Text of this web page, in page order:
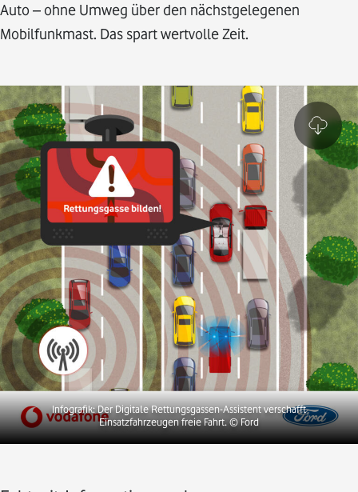
Auto – ohne Umweg über den nächstgelegenen
Mobilfunkmast. Das spart wertvolle Zeit.
Infografik: Der Digitale Rettungsgassen-Assistent verschafft
Einsatzfahrzeugen freie Fahrt.© Ford